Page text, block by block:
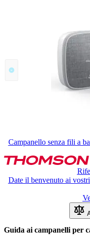
Campanello senza fili a
Date il benvenuto ai
Guida ai campanelli per